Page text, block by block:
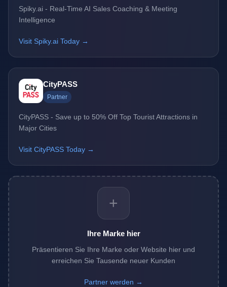
Spiky.ai - Real-Time AI Sales Coaching & Meeting
Intelligence
Visit Spiky.ai Today →
CityPASS
Partner
CityPASS - Save up to 50% Off Top Tourist Attractions in
Major Cities
Visit CityPASS Today →
+
Ihre Marke hier
Präsentieren Sie Ihre Marke oder Website hier und
erreichen Sie Tausende neuer Kunden
Partner werden →